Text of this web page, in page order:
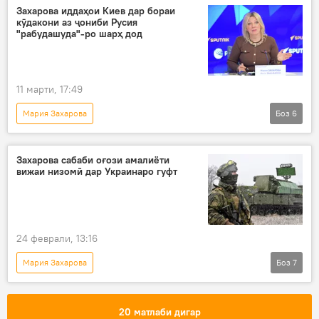
амалиёти вижа
Аврупо
Сиёсат
Иттиҳоди Аврупо
Захарова иддаҳои Киев дар бораи
кӯдакони аз ҷониби Русия
"рабудашуда"-ро шарҳ дод
11 марти, 17:49
Мария Захарова
Амалиёти вижаи Русия барои ҳимояи Донбасс: охирин хабарҳо
кӯдакон
рабудан
Боз 6
Захарова сабаби оғози амалиёти
вижаи низомӣ дар Украинаро гуфт
24 феврали, 13:16
Мария Захарова
Амалиёти вижаи Русия барои ҳимояи Донбасс: охирин хабарҳо
Боз 7
20 матлаби дигар